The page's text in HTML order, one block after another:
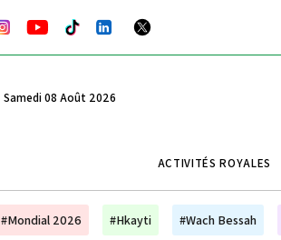
Samedi 08 Août 2026
ACTIVITÉS ROYALES
#Mondial 2026 #Hkayti #Wach Bessah